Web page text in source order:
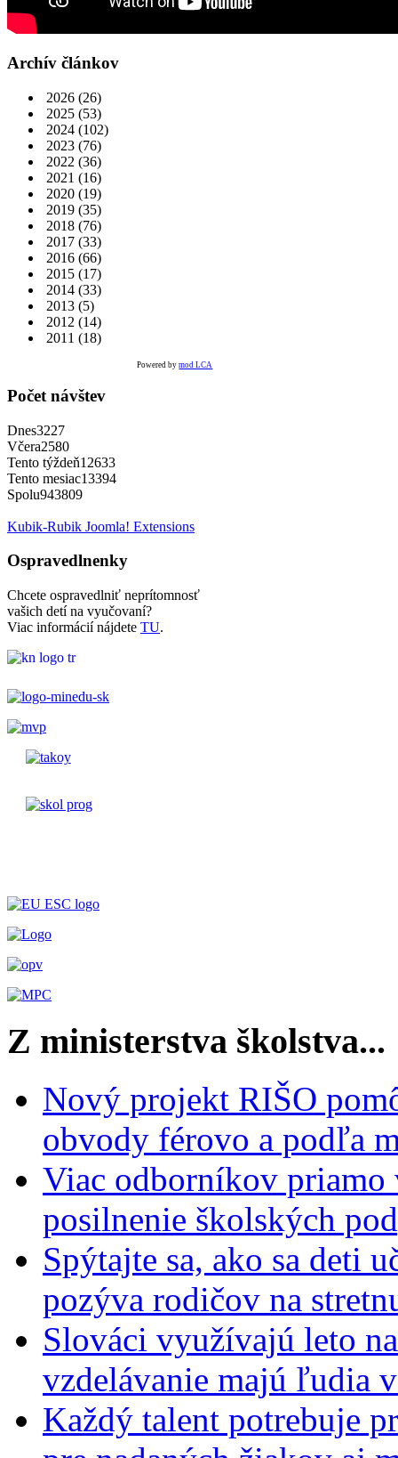
Archív článkov
2026 (26)
2025 (53)
2024 (102)
2023 (76)
2022 (36)
2021 (16)
2020 (19)
2019 (35)
2018 (76)
2017 (33)
2016 (66)
2015 (17)
2014 (33)
2013 (5)
2012 (14)
2011 (18)
Powered bymod LCA
Počet návštev
Dnes3227
Včera2580
Tento týždeň12633
Tento mesiac13394
Spolu943809
Kubik-Rubik Joomla! Extensions
Ospravedlnenky
Chcete ospravedlniť neprítomnosť
vašich detí na vyučovaní?
Viac informácií nájdete TU.
Z ministerstva školstva...
Nový projekt RIŠO
obvody férovo a podľa
Viac odborníkov priamo
posilnenie školských
Spýtajte sa, ako sa deti
pozýva rodičov na
Slováci využívajú leto
vzdelávanie majú ľudia
Každý talent potrebuje